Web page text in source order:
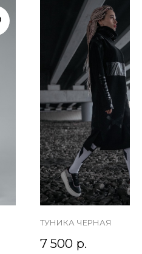
ТУНИКА ЧЕРНАЯ
7 500 р.